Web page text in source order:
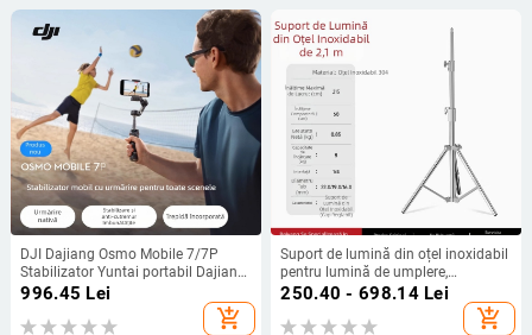
DJI Dajiang Osmo Mobile 7/7P
Stabilizator Yuntai portabil Dajiang
OM7 Fotografic Live Anti-vituire
996.45 Lei
add_shopping_cart
Suport de lumină din oțel inoxidabil
pentru lumină de umplere,
transmisie live, suport de lumină
suspendată, suport de lumină
telescopic portabil pentru filmare în
250.40 - 698.14Lei
add_shopping_cart